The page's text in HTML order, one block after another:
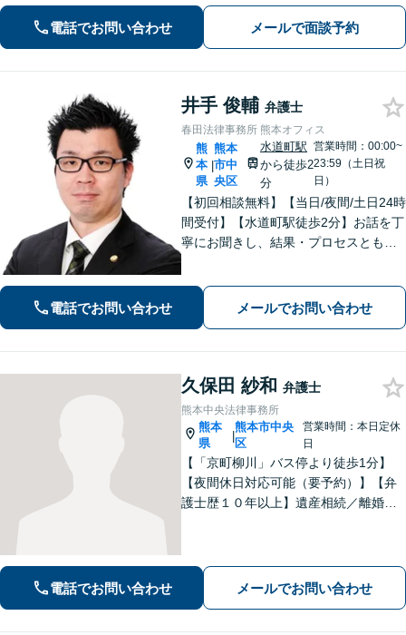
受付可】【休日・夜間相談可】
電話でお問い合わせ メールで面談予約
井手 俊輔 弁護士
春田法律事務所 熊本オフィス
熊
本
県
|
熊本
市中
央区
水道町駅
から徒歩2
分
営業時間：00:00~
23:59（土日祝
日）
【初回相談無料】【当日/夜間/土日24時
間受付】【水道町駅徒歩2分】お話を丁
寧にお聞きし、結果・プロセスともに
電話でお問い合わせ メールでお問い合わせ
久保田 紗和 弁護士
熊本中央法律事務所
熊本
県
|
熊本市中央
区
営業時間：本日定休
日
【「京町柳川」バス停より徒歩1分】
【夜間休日対応可能（要予約）】【弁
護士歴１０年以上】遺産相続／離婚・
す。お気軽にご相談ください。
電話でお問い合わせ メールでお問い合わせ